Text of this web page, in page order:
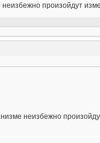
произойдут
неизбежно